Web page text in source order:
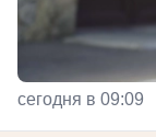
сегодня в 09:09